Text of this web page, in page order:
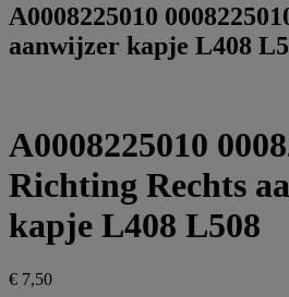
A0008225010
aanwijzer kapje L408
A0008225010
Richting Rechts
kapje L408 L508
€ 7,50